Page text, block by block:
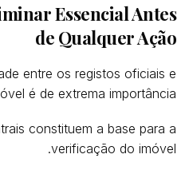
Essencial Antes
de Qualquer Ação
entre os registos oficiais e
é de extrema importância.
constituem a base para a
verificação do imóvel.